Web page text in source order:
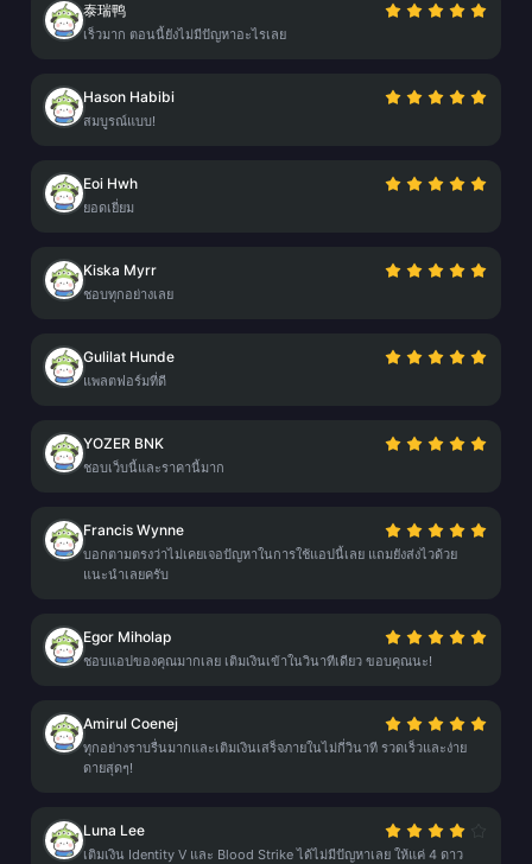
泰瑞鸭
เร็วมาก ตอนนี้ยังไม่มีปัญหาอะไรเลย
Hason Habibi
สมบูรณ์แบบ!
Eoi Hwh
ยอดเยี่ยม
Kiska Myrr
ชอบทุกอย่างเลย
Gulilat Hunde
แพลตฟอร์มที่ดี
YOZER BNK
ชอบเว็บนี้และราคานี้มาก
Francis Wynne
บอกตามตรงว่าไม่เคยเจอปัญหาในการใช้แอปนี้เลย แถมยังส่งไวด้วย
แนะนำเลยครับ
Egor Miholap
ชอบแอปของคุณมากเลย เติมเงินเข้าในวินาทีเดียว ขอบคุณนะ!
Amirul Coenej
ทุกอย่างราบรื่นมากและเติมเงินเสร็จภายในไม่กี่วินาที รวดเร็วและง่าย
ดายสุดๆ!
Luna Lee
เติมเงิน Identity V และ Blood Strike ได้ไม่มีปัญหาเลย ให้แค่ 4 ดาว